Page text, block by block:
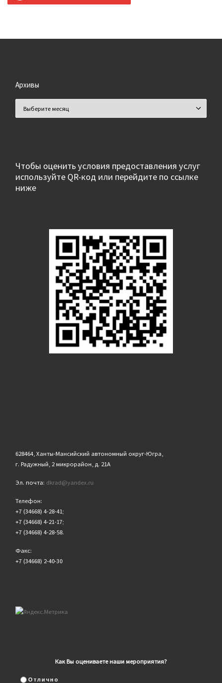
Архивы
Чтобы оценить условия предоставления услуг
используйте QR-код или перейдите по ссылке
ниже
628464, Ханты-Мансийский автономный округ-Югра,
г. Радужный, 2 микрорайон, д. 21А
Эл. почта: dkrad@yandex.ru
Телефон:
+7 (34668) 4-28-41;
+7 (34668) 4-21-17;
+7 (34668) 4-28-58.
Факс:
+7 (34668) 2-40-30
Как Вы оцениваете наши мероприятия?
Отлично